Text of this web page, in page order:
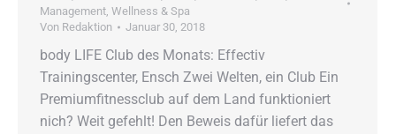
Management, Wellness & Spa
Von Redaktion Januar 30, 2018
body LIFE Club des Monats: Effectiv
Trainingscenter, Ensch Zwei Welten, ein Club Ein
Premiumfitnessclub auf dem Land funktioniert
nich? Weit gefehlt! Den Beweis dafür liefert das